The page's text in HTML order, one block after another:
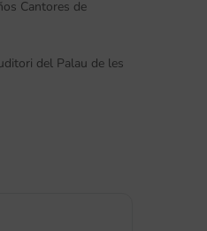
Cantores de
del Palau de les